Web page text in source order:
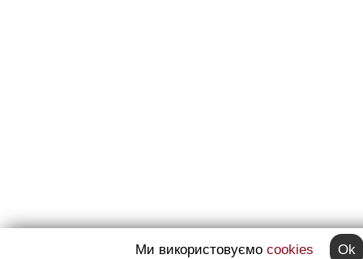
Ми використовуємо cookies Ok